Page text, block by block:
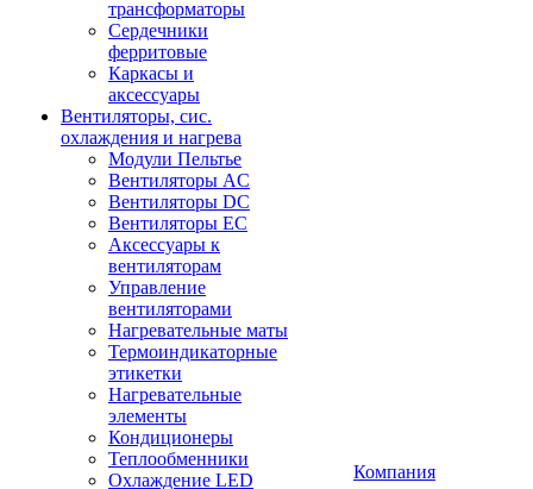
трансформаторы
Сердечники
ферритовые
Каркасы и
аксессуары
Вентиляторы, сис.
охлаждения и нагрева
Модули Пельтье
Вентиляторы AC
Вентиляторы DC
Вентиляторы EC
Аксессуары к
вентиляторам
Управление
вентиляторами
Нагревательные маты
Термоиндикаторные
этикетки
Нагревательные
элементы
Кондиционеры
Теплообменники
Охлаждение LED
Компания